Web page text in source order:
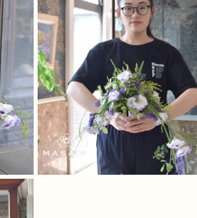
NFDディプロマウエディングコース
NFDベーシックマスターコース